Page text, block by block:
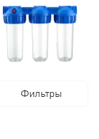
Фильтры